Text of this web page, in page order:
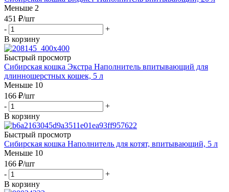
Меньше 2
451 ₽/шт
-
+
В корзину
Быстрый просмотр
Сибирская кошка Экстра Наполнитель впитывающий для
длинношерстных кошек, 5 л
Меньше 10
166 ₽/шт
-
+
В корзину
Быстрый просмотр
Сибирская кошка Наполнитель для котят, впитывающий, 5 л
Меньше 10
166 ₽/шт
-
+
В корзину